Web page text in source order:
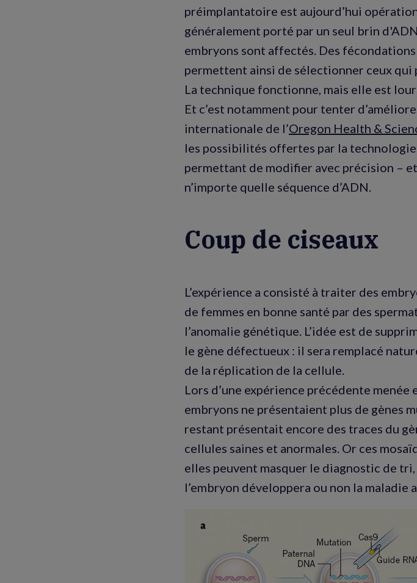
préimplantatoire est aujourd’hui
généralement porté par un seul brin
embryons sont affectés. Des
permettent ainsi de sélectionner ceux
La technique fonctionne, mais elle est
Et c’est notamment pour tenter
internationale de l’Oregon Health &
les possibilités offertes par la technologie
permettant de modifier avec précision –
n’importe quelle séquence d’ADN.
Coup de ciseaux
L’expérience a consisté à traiter des
de femmes en bonne santé par des
l’anomalie génétique. L’idée est de
le gène défectueux : il sera remplacé
de la réplication de la cellule.
Lors d’une expérience précédente
embryons ne présentaient plus de gènes
restant présentait encore des traces du
cellules saines et anormales. Or ces
elles peuvent masquer le diagnostic de
l’embryon développera ou non la maladie